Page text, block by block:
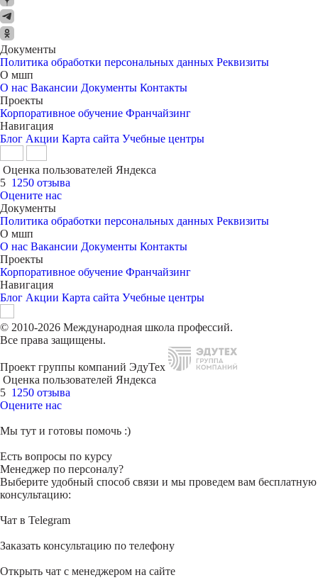
Документы
Политика обработки персональных данных Реквизиты
О мшп
О нас Вакансии Документы Контакты
Проекты
Корпоративное обучение Франчайзинг
Навигация
Блог Акции Карта сайта Учебные центры
Оценка пользователей Яндекса
5 1250 отзыва
Оцените нас
Документы
Политика обработки персональных данных Реквизиты
О мшп
О нас Вакансии Документы Контакты
Проекты
Корпоративное обучение Франчайзинг
Навигация
Блог Акции Карта сайта Учебные центры
© 2010-2026 Международная школа профессий.
Все права защищены.
Проект группы компаний ЭдуТех
Оценка пользователей Яндекса
5 1250 отзыва
Оцените нас
Мы тут и готовы помочь :)
Есть вопросы по курсу
Менеджер по персоналу?
Выберите удобный способ связи и мы проведем вам бесплатную
консультацию:
Чат в Telegram
Заказать консультацию по телефону
Открыть чат с менеджером на сайте